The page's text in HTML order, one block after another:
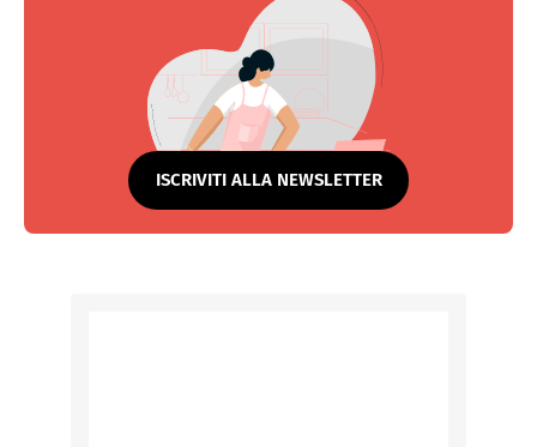
ISCRIVITI ALLA NEWSLETTER